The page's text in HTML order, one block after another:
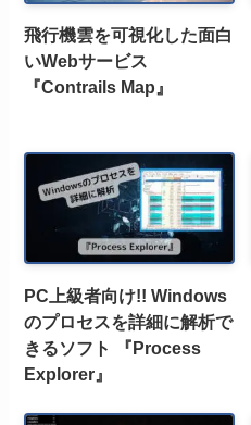
飛行機雲を可視化した面白
いWebサービス
『Contrails Map』
PC上級者向け!! Windows
のプロセスを詳細に解析で
きるソフト 『Process
Explorer』